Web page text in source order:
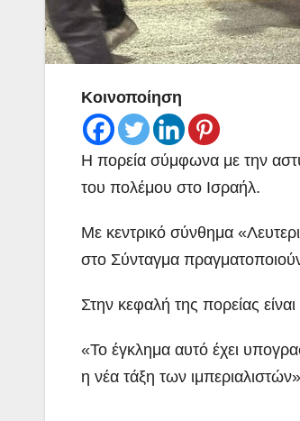
Κοινοποίηση
Η πορεία σύμφωνα με την
του πολέμου στο Ισραήλ.
Με κεντρικό σύνθημα
στο Σύνταγμα
Στην κεφαλή της πορείας
«Το έγκλημα αυτό έχει
η νέα τάξη των